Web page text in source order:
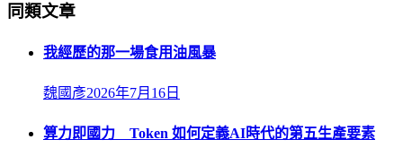
同類文章
我經歷的那一場食用油風暴
魏國彥2026年7月16日
算力即國力 Token 如何定義AI時代的第五生產要素